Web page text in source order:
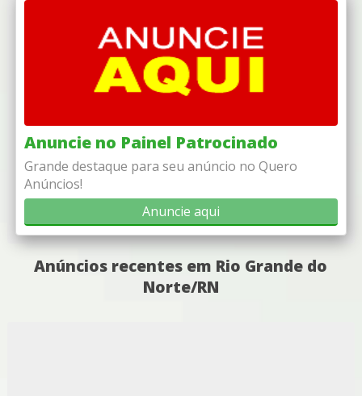
Anuncie no Painel Patrocinado
Grande destaque para seu anúncio no Quero
Anúncios!
Anuncie aqui
Anúncios recentes em Rio Grande do
Norte/RN